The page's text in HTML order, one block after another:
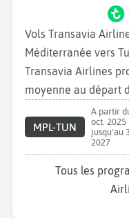
Vols Transavia
Méditerranée vers
Transavia Airlines
moyenne au départ
MPL-TUN
A partir
oct. 2025
jusqu'au
2027
Tous les programmes des vols Transavia